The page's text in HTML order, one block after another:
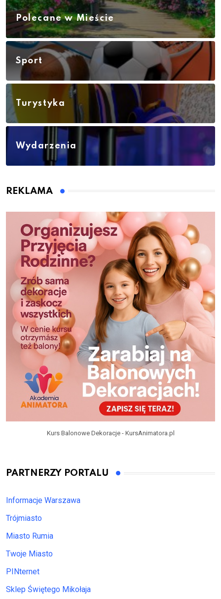
Polecane w Mieście
Sport
Turystyka
Wydarzenia
REKLAMA
Kurs Balonowe Dekoracje - KursAnimatora.pl
PARTNERZY PORTALU
Informacje Warszawa
Trójmiasto
Miasto Rumia
Twoje Miasto
PINternet
Sklep Świętego Mikołaja